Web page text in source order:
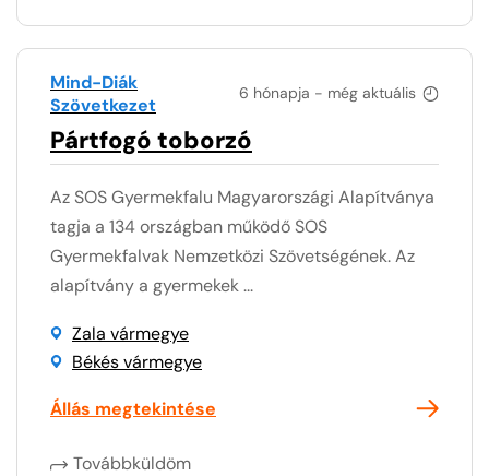
6 hónapja - még aktuális
Mind-Diák
Szövetkezet
Pártfogó toborzó
Az SOS Gyermekfalu Magyarországi Alapítványa
tagja a 134 országban működő SOS
Gyermekfalvak Nemzetközi Szövetségének. Az
alapítvány a gyermekek ...
Zala vármegye
Békés vármegye
Állás megtekintése
Továbbküldöm